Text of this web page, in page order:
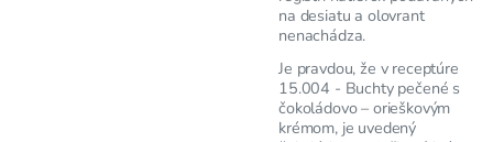
na desiatu a olovrant
nenachádza.
Je pravdou, že v receptúre
15.004 - Buchty pečené s
čokoládovo – orieškovým
krémom, je uvedený